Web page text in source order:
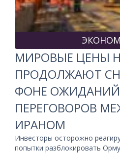
МИРОВЫЕ ЦЕНЫ
ПРОДОЛЖАЮТ
ФОНЕ
ПЕРЕГОВОРОВ
ИРАНОМ
Инвесторы осторожно
попытки разблокировать